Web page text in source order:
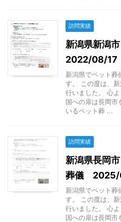
訪問実績
新潟県新潟
2022/08/17
新潟県でペット葬
す。 この度は、
行いました。 心
国への扉は長岡市
いるペット葬 ...
訪問実績
新潟県長岡
葬儀 2025/
新潟県でペット葬
す。 この度は、
行いました。 心
国への扉は長岡市